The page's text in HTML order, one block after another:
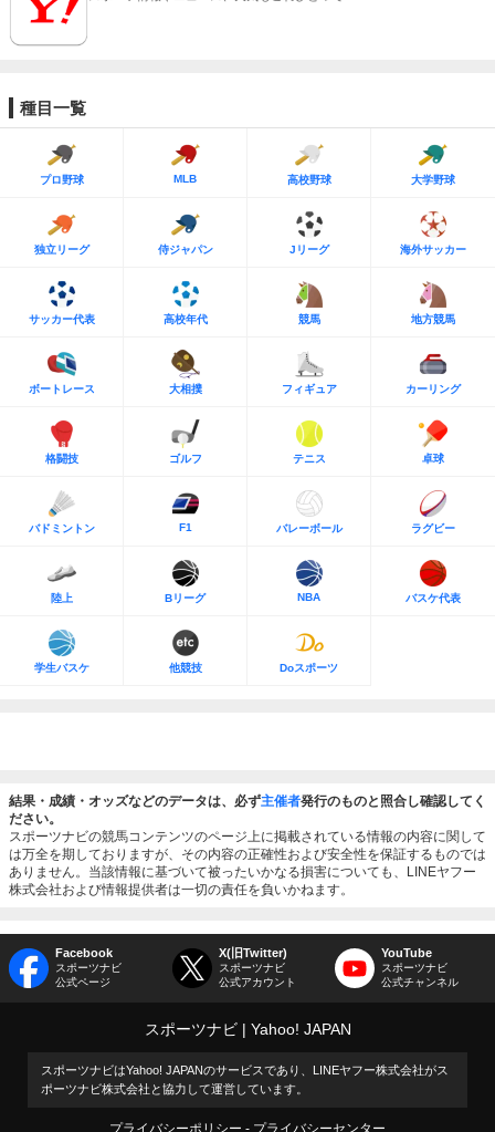
種目一覧
プロ野球 MLB 高校野球 大学野球
独立リーグ 侍ジャパン Jリーグ 海外サッカー
サッカー代表 高校年代 競馬 地方競馬
ボートレース 大相撲 フィギュア カーリング
格闘技 ゴルフ テニス 卓球
バドミントン F1 バレーボール ラグビー
陸上 Bリーグ NBA バスケ代表
学生バスケ 他競技 Doスポーツ
結果・成績・オッズなどのデータは、必ず主催者発行のものと照合し確認してく
ださい。
スポーツナビの競馬コンテンツのページ上に掲載されている情報の内容に関して
は万全を期しておりますが、その内容の正確性および安全性を保証するものでは
ありません。当該情報に基づいて被ったいかなる損害についても、LINEヤフー
株式会社および情報提供者は一切の責任を負いかねます。
Facebook
スポーツナビ
公式ページ
X(旧Twitter)
スポーツナビ
公式アカウント
YouTube
スポーツナビ
公式チャンネル
スポーツナビ Yahoo! JAPAN
スポーツナビはYahoo! JAPANのサービスであり、LINEヤフー株式会社がス
ポーツナビ株式会社と協力して運営しています。
プライバシーポリシー プライバシーセンター